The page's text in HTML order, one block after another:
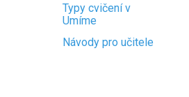
Typy cvičení v
Umíme
Návody pro učitele